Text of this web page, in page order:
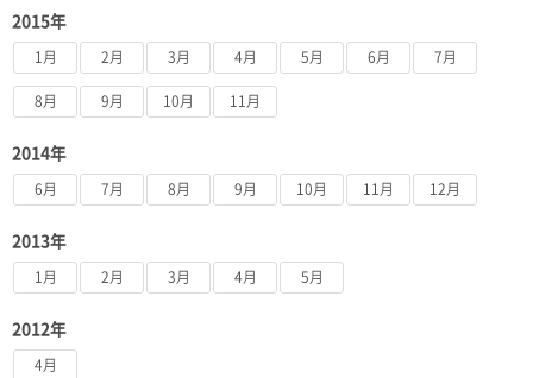
2015年
1月 2月 3月 4月 5月 6月 7月
8月 9月 10月 11月
2014年
6月 7月 8月 9月 10月 11月 12月
2013年
1月 2月 3月 4月 5月
2012年
4月